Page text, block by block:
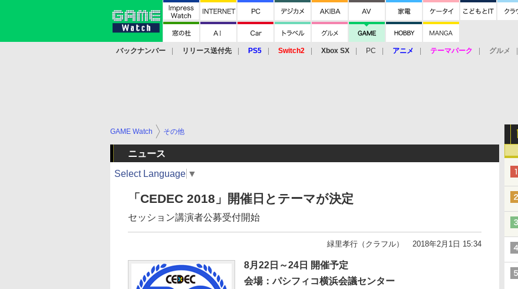
バックナンバー リリース送付先 PS5 Switch2 Xbox SX PC アニメ テーマパーク グルメ
GAME Watch その他
ニュース
Select Language ▼
「CEDEC 2018」開催日とテーマが決定
セッション講演者公募受付開始
緑里孝行（クラフル） 2018年2月1日 15:34
8月22日～24日 開催予定
会場：パシフィコ横浜会議センター